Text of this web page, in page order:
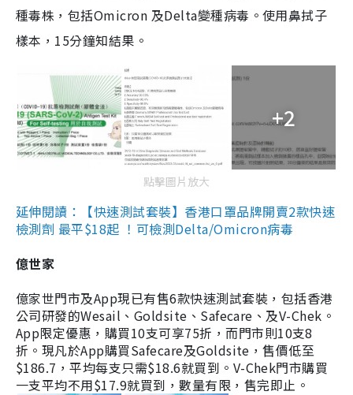
種毒株，包括Omicron 及Delta變種病毒。使用鼻拭子
樣本，15分鐘知結果。
+2
點擊圖片放大
延伸閱讀：【快速測試套裝】香港口罩品牌開賣2款快速
檢測劑 最平$18起 ！可檢測Delta/Omicron病毒
億世家
億家世門市及App現已有售6款快速測試套裝，包括香港
公司研發的Wesail、Goldsite、Safecare、及V-Chek。
App限定優惠，購買10支可享75折，而門市則10支8
折。現凡於App購買Safecare及Goldsite，售價低至
$186.7，平均每支只需$18.6就買到。V-Chek門市購買
一支平均不用$17.9就買到，數量有限，售完即止。